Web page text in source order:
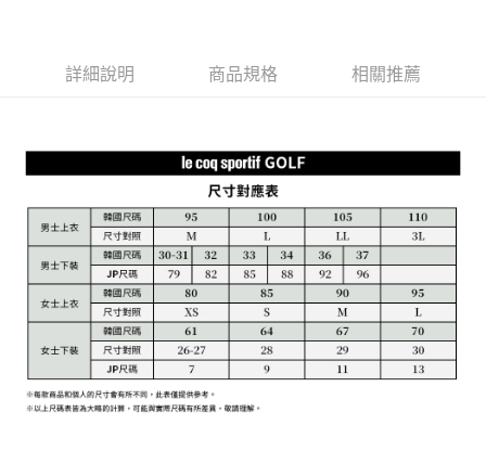
帳／街口支付／iPASS MONEY」等通路繳費。
用戶於交易時，得透過本服務購買商品或服務，並由商店將買賣／分期付款
買賣價金債權讓與本公司後，依約使用本公司帳單繳交帳款。
2.基於同意付款使用「大哥付你分期」之契約關係目的，商店將以您的個人
資料（包含姓名、電話或地址）提供予台灣大哥大進項蒐集、處理及利用，
由本公司與您本人進行分期帳單所需資料之確認、核對及更正。
3.完整用戶服務條款，請詳閱以下連結：https://oppay.tw/userRule
２．訂單成立數日內，您將收到繳費通知簡訊。
購買商品的店家。未經商家同意取消之訂單仍視為有效，需透過AFTEE先享
後付繳納相關費用。
※ 交易是否成功請以「AFTEE先享後付 」之結帳頁面顯示為準，若有關於
是否繳費成功／繳費後需取消欲退款等相關疑問，請聯繫「AFTEE先享後付
客戶支援中心」https://netprotections.freshdesk.com/support/home
１．透過由恩沛科技股份有限公司提供之「AFTEE先享後付」服務完成之交
易，需依本服務之必要範圍內提供個人資料，並將交易相關給付款項請求債
權轉讓予恩沛科技股份有限公司。
２．關於個人資料處理事宜，請瀏覽以下網址：
https://aftee.tw/terms/#terms3
３．未成年的使用者請事先徵得法定代理人或監護人之同意方可使用
「AFTEE先享後付」，若未經同意申辦者引起之損失，本公司不負相關責
免運費
7-11取貨付款
免運費
付款後7-11取貨
宅配
詳細說明 商品規格 相關推薦